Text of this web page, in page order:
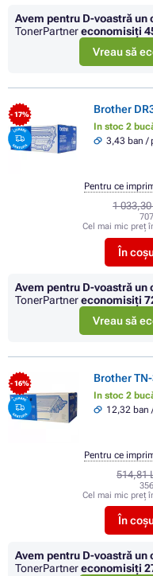
Avem pentru D-voastră
TonerPartnereconomisiţi
Vreau să
- 17% Brother
In stoc 2
3,43 ban /
1
Cel mai mic preț
În
Pentru ce
Avem pentru D-voastră
TonerPartnereconomisiţi
Vreau să
- 16% Brother
In stoc 2
12,32 ban
514,81
Cel mai mic preț
În
Pentru ce
Avem pentru D-voastră
TonerPartnereconomisiţi